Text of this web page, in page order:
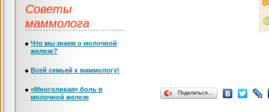
Поделиться…
Советы
маммолога
Что мы знаем о молочной
железе?
Всей семьей к маммологу!
«Многоликая» боль в
молочной железе